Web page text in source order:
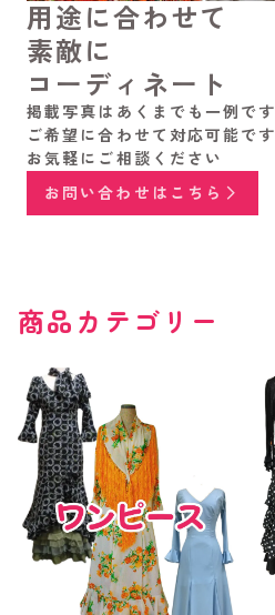
用途に合わせて
素敵に
コーディネート
掲載写真はあくまでも一例です
ご希望に合わせて対応可能です
お気軽にご相談ください
お問い合わせはこちら
商品カテゴリー